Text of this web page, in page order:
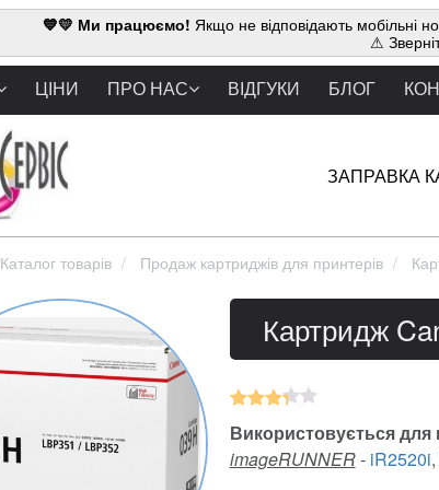
💙💛 Ми працюємо! Якщо не відповідають мобільні
⚠
ЦІНИ ПРО НАС ВІДГУКИ БЛОГ
ЗАПРАВКА
Каталог товарів Продаж картриджів для принтерів
Картридж
Використовується
imageRUNNER- iR2520i,